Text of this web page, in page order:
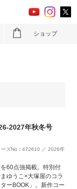
ショップ
2027年秋冬号
ズNo：472610 ／ 2026年
60点強掲載。特別付
ゆうこ×大塚屋のコラ
ーBOOK」。新作コー